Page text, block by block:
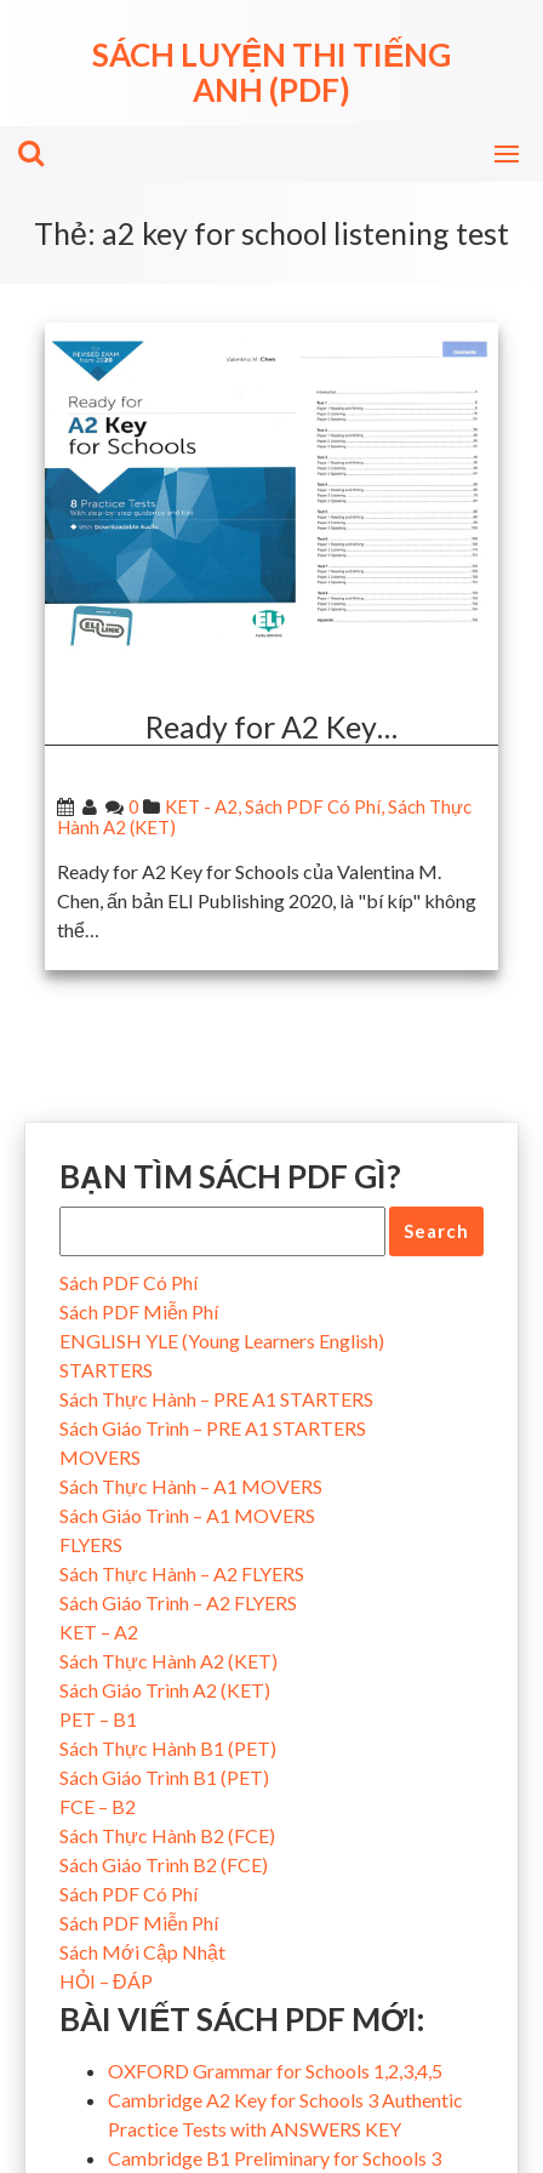
SÁCH LUYỆN THI TIẾNG
ANH (PDF)
Thẻ: a2 key for school listening test
Ready for A2 Key…
0 KET - A2,Sách PDF Có Phí,Sách Thực
Hành A2 (KET)
Ready for A2 Key for Schools của Valentina M.
Chen, ấn bản ELI Publishing 2020, là "bí kíp" không
thể…
BẠN TÌM SÁCH PDF GÌ?
Sách PDF Có Phí
Sách PDF Miễn Phí
ENGLISH YLE (Young Learners English)
STARTERS
Sách Thực Hành – PRE A1 STARTERS
Sách Giáo Trình – PRE A1 STARTERS
MOVERS
Sách Thực Hành – A1 MOVERS
Sách Giáo Trình – A1 MOVERS
FLYERS
Sách Thực Hành – A2 FLYERS
Sách Giáo Trình – A2 FLYERS
KET – A2
Sách Thực Hành A2 (KET)
Sách Giáo Trình A2 (KET)
PET – B1
Sách Thực Hành B1 (PET)
Sách Giáo Trình B1 (PET)
FCE – B2
Sách Thực Hành B2 (FCE)
Sách Giáo Trình B2 (FCE)
Sách PDF Có Phí
Sách PDF Miễn Phí
Sách Mới Cập Nhật
HỎI – ĐÁP
BÀI VIẾT SÁCH PDF MỚI:
OXFORD Grammar for Schools 1,2,3,4,5
Cambridge A2 Key for Schools 3 Authentic
Practice Tests with ANSWERS KEY
Cambridge B1 Preliminary for Schools 3